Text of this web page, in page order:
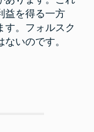
益を得る一方
す。フォルスク
いのです。